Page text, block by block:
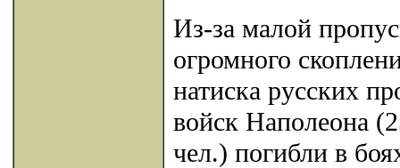
Из-за малой
огромного
натиска русских
войск Наполеона
чел.) погибли в